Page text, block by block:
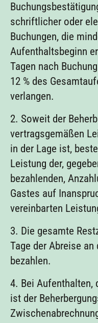
schriftlicher oder
Buchungen, die
Aufenthaltsbeginn
Tagen nach
12 % des
verlangen.
2. Soweit der
vertragsgemäßen
in der Lage ist,
Leistung der,
bezahlenden,
Gastes auf
vereinbarten
3. Die gesamte
Tage der Abreise an
bezahlen.
4. Bei Aufenthalten,
ist der